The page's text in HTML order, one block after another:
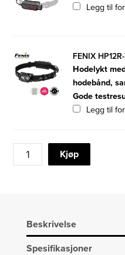
Legg til for
FENIX
Hodelykt
hodebånd,
Gode
Legg til for
FENIX
HP12R-
1300LM
antall
Kjøp
Beskrivelse
Spesifikasjoner